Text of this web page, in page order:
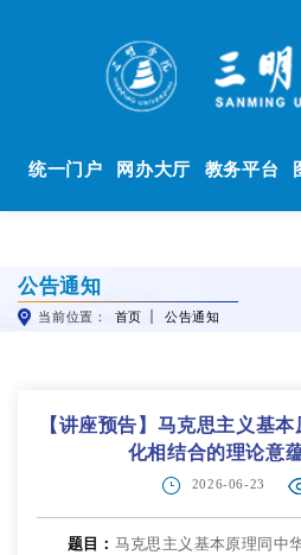
统一门户 网办大厅 教务平台
公告通知
当前位置： 首页 公告通知
【讲座预告】马克思主义基
化相结合的理论意
2026-06-23
题目： 马克思主义基本原理同中